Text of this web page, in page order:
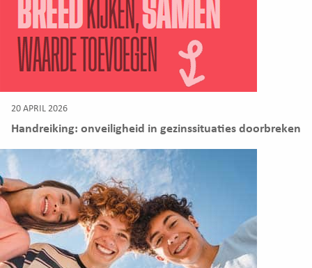
20 APRIL 2026
Handreiking: onveiligheid in gezinssituaties doorbreken